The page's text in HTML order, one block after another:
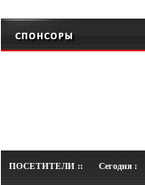
ПОСЕТИТЕЛИ :: Сегодня :